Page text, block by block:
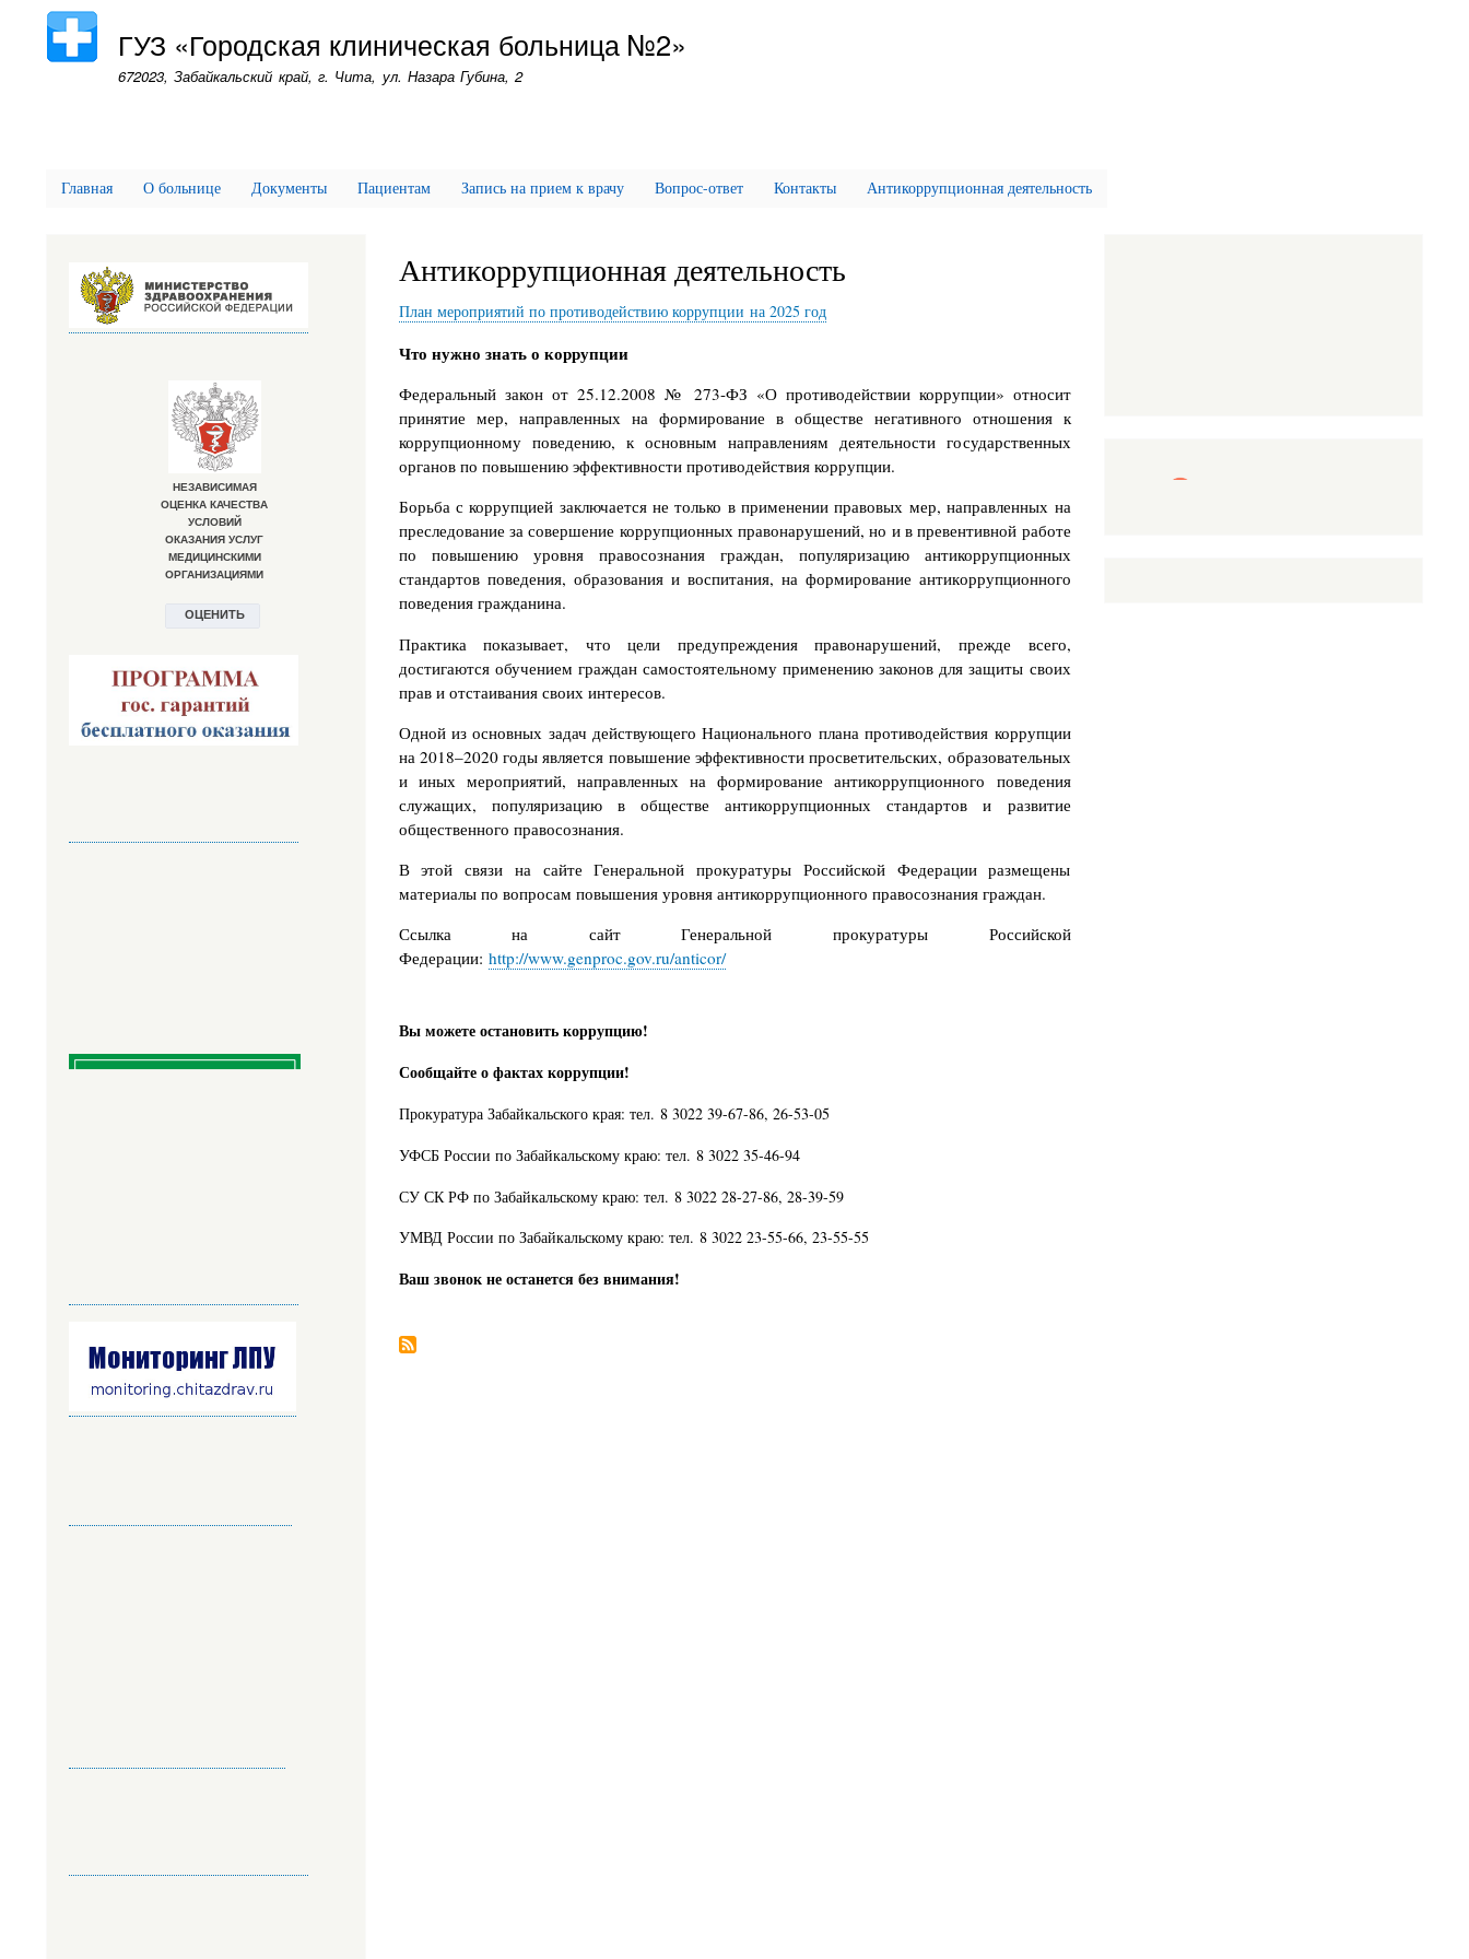
ГУЗ «Городская клиническая больница №2»
672023, Забайкальский край, г. Чита, ул. Назара Губина, 2
Главная О больнице Документы Пациентам Запись на прием к врачу Вопрос-ответ Контакты Антикоррупционная деятельность
Антикоррупционная деятельность
План мероприятий по противодействию коррупции на 2025 год
Что нужно знать о коррупции
Федеральный закон от 25.12.2008 № 273-ФЗ «О противодействии коррупции» относит
принятие мер, направленных на формирование в обществе негативного отношения к
коррупционному поведению, к основным направлениям деятельности государственных
органов по повышению эффективности противодействия коррупции.
Борьба с коррупцией заключается не только в применении правовых мер, направленных на
преследование за совершение коррупционных правонарушений, но и в превентивной работе
по повышению уровня правосознания граждан, популяризацию антикоррупционных
стандартов поведения, образования и воспитания, на формирование антикоррупционного
поведения гражданина.
Практика показывает, что цели предупреждения правонарушений, прежде всего,
достигаются обучением граждан самостоятельному применению законов для защиты своих
прав и отстаивания своих интересов.
Одной из основных задач действующего Национального плана противодействия коррупции
на 2018–2020 годы является повышение эффективности просветительских, образовательных
и иных мероприятий, направленных на формирование антикоррупционного поведения
служащих, популяризацию в обществе антикоррупционных стандартов и развитие
общественного правосознания.
В этой связи на сайте Генеральной прокуратуры Российской Федерации размещены
материалы по вопросам повышения уровня антикоррупционного правосознания граждан.
Ссылка на сайт Генеральной прокуратуры Российской
Федерации: http://www.genproc.gov.ru/anticor/
Вы можете остановить коррупцию!
Сообщайте о фактах коррупции!
Прокуратура Забайкальского края: тел. 8 3022 39-67-86, 26-53-05
УФСБ России по Забайкальскому краю: тел. 8 3022 35-46-94
СУ СК РФ по Забайкальскому краю: тел. 8 3022 28-27-86, 28-39-59
УМВД России по Забайкальскому краю: тел. 8 3022 23-55-66, 23-55-55
Ваш звонок не останется без внимания!